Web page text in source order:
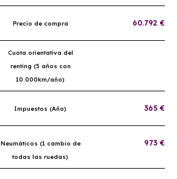
Precio de compra 60.792 €
Cuota orientativa del
renting (5 años con
10.000km/año)
Impuestos (Año) 365 €
Neumáticos (1 cambio de
todas las ruedas)
973 €